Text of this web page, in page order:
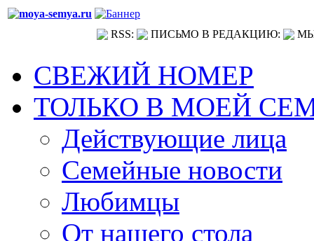
RSS: ПИСЬМО В РЕДАКЦИЮ:
СВЕЖИЙ НОМЕР
ТОЛЬКО В МОЕЙ
Действующие лица
Семейные новости
Любимцы
От нашего стола